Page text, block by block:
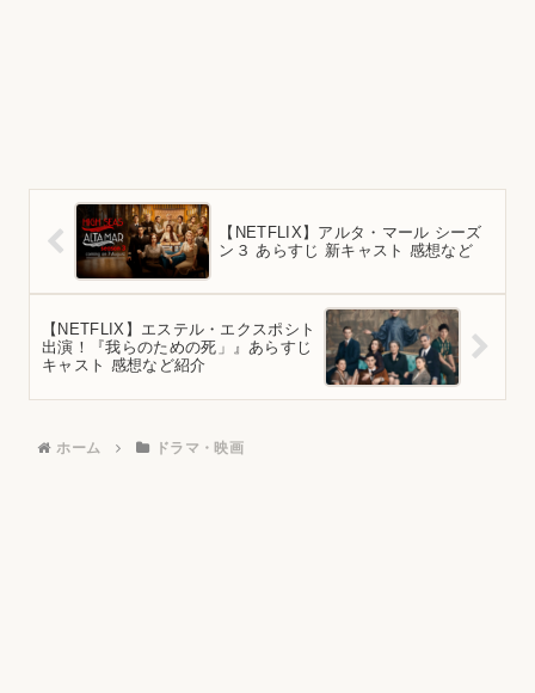
【NETFLIX】アルタ・マール シーズ
ン３ あらすじ 新キャスト 感想など
【NETFLIX】エステル・エクスポシト
出演！『我らのための死」』あらすじ
キャスト 感想など紹介
ホーム ドラマ・映画